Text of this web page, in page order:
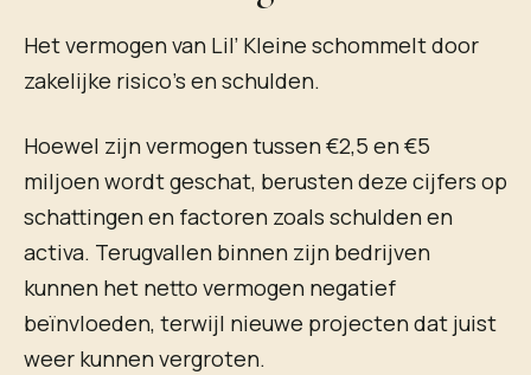
Het vermogen van Lil’ Kleine schommelt door
zakelijke risico’s en schulden.
Hoewel zijn vermogen tussen €2,5 en €5
miljoen wordt geschat, berusten deze cijfers op
schattingen en factoren zoals schulden en
activa. Terugvallen binnen zijn bedrijven
kunnen het netto vermogen negatief
beïnvloeden, terwijl nieuwe projecten dat juist
weer kunnen vergroten.